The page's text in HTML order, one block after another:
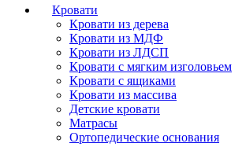
Кровати
Кровати из дерева
Кровати из МДФ
Кровати из ЛДСП
Кровати с мягким изголовьем
Кровати с ящиками
Кровати из массива
Детские кровати
Матрасы
Ортопедические основания